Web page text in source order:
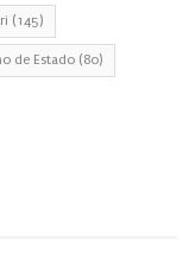
(145)
de Estado (80)